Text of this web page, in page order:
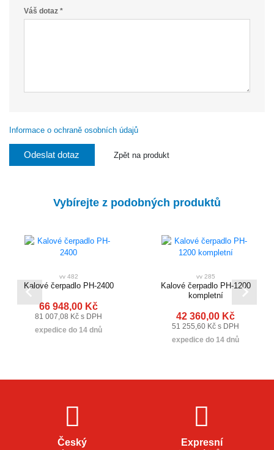
Váš dotaz *
Informace o ochraně osobních údajů
Odeslat dotaz Zpět na produkt
Vybírejte z podobných produktů
vv 482
Kalové čerpadlo PH-2400
66 948,00 Kč
81 007,08 Kč s DPH
expedice do 14 dnů
vv 285
Kalové čerpadlo PH-1200
kompletní
42 360,00 Kč
51 255,60 Kč s DPH
expedice do 14 dnů
Český
Expresní